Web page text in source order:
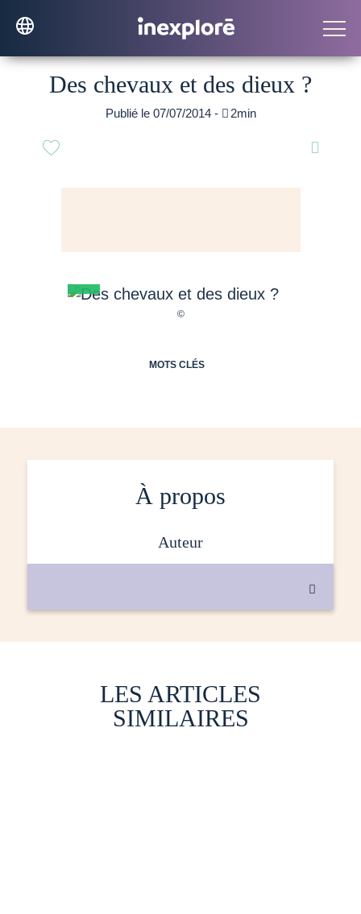
Des chevaux et des dieux ?
Publié le 07/07/2014 -  2min

MOTS CLÉS
À propos
auteur

LES ARTICLES
SIMILAIRES